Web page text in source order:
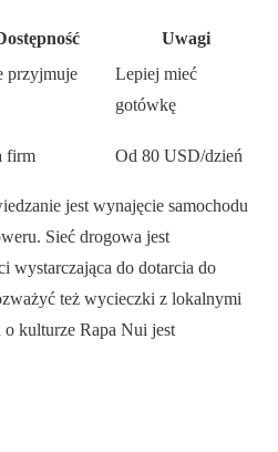
Uwagi
przyjmuje
Lepiej mieć
gotówkę
firm Od 80 USD/dzień
jest wynajęcie samochodu
Sieć drogowa jest
wystarczająca do dotarcia do
też wycieczki z lokalnymi
kulturze Rapa Nui jest